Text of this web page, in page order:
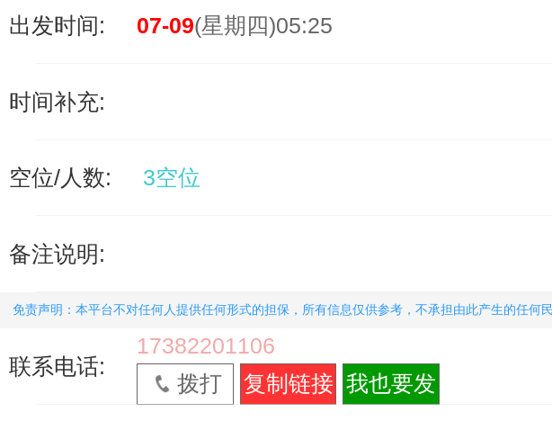
出发时间: 07-09(星期四)05:25
时间补充:
空位/人数: 3空位
备注说明:
免责声明：本平台不对任何人提供任何形式的担保，所有信息仅供参考，不承担由此产生的任
联系电话:
17382201106
拨打
复制链接 我也要发